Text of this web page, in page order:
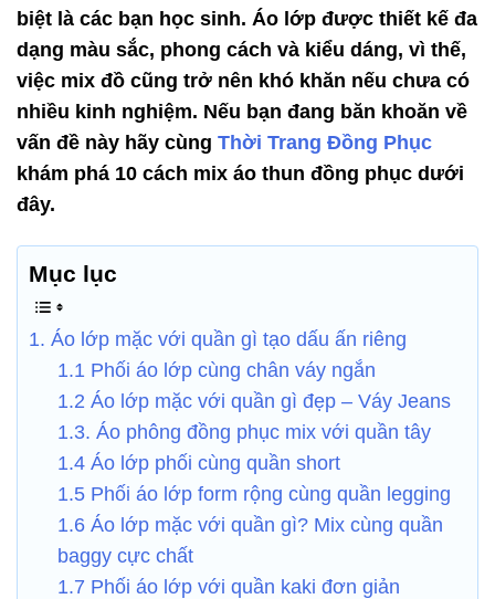
biệt là các bạn học sinh. Áo lớp được thiết kế đa
dạng màu sắc, phong cách và kiểu dáng, vì thế,
việc mix đồ cũng trở nên khó khăn nếu chưa có
nhiều kinh nghiệm. Nếu bạn đang băn khoăn về
vấn đề này hãy cùng Thời Trang Đồng Phục
khám phá 10 cách mix áo thun đồng phục dưới
đây.
Mục lục
1. Áo lớp mặc với quần gì tạo dấu ấn riêng
1.1 Phối áo lớp cùng chân váy ngắn
1.2 Áo lớp mặc với quần gì đẹp – Váy Jeans
1.3. Áo phông đồng phục mix với quần tây
1.4 Áo lớp phối cùng quần short
1.5 Phối áo lớp form rộng cùng quần legging
1.6 Áo lớp mặc với quần gì? Mix cùng quần
baggy cực chất
1.7 Phối áo lớp với quần kaki đơn giản